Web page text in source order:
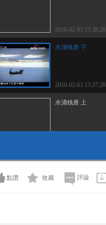
2010-02-03 13:38:28
水涌钱唐 下
2010-02-03 13:27:28
水涌钱唐 上
2010-02-03 13:17:08
點讚 收藏 評論